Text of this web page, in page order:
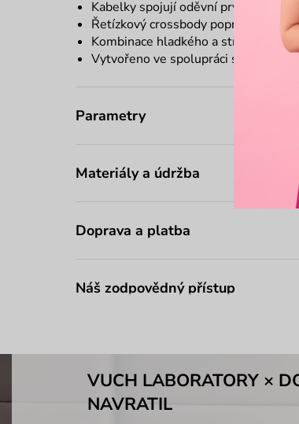
Kabelky spojují oděvní prvky, které
Řetízkový crossbody popruh
Kombinace hladkého a
Vytvořeno ve spolupráci s českým
Parametry
Materiály a údržba
Doprava a platba
Náš zodpovědný přístup
VUCH LABORATORY ×
NAVRATIL